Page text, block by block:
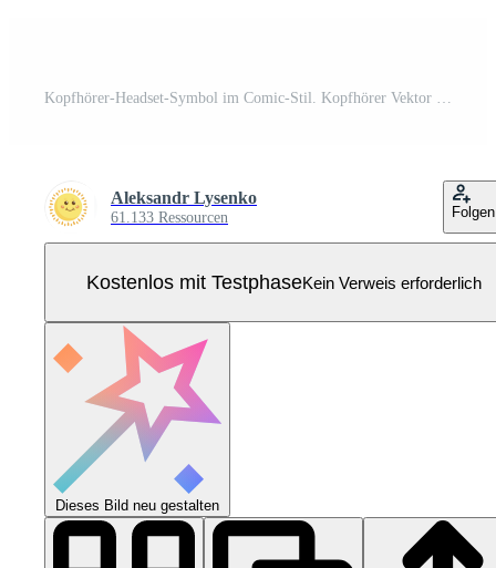
Kopfhörer-Headset-Symbol im Comic-Stil. Kopfhörer Vektor Cartoon Illustration Piktogramm. Audio-Gadget-Business-Konzept-Splash-Effekt. Pro Vektor
Aleksandr Lysenko
61.133 Ressourcen Folgen
Kostenlos mit TestphaseKein Verweis erforderlich
Dieses Bild neu gestalten